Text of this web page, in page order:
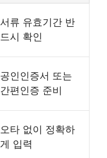
서류 유효기간 반
드시 확인
공인인증서 또는
간편인증 준비
오타 없이 정확하
게 입력